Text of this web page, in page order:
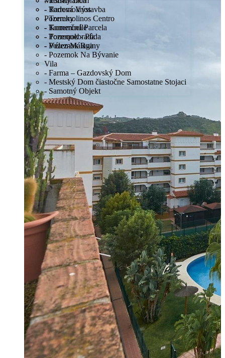
- Radová Výstavba
Pozemky
- Komerčná Parcela
- Pozemok - Pôda
- Pozemok Ruiny
- Pozemok Na Bývanie
Vila
- Farma – Gazdovský Dom
- Mestský Dom čiastočne Samostatne Stojaci
- Samotný Objekt
- Torremolinos
- Torremolinos Centro
- Torremuelle
- Torrequebrada
- Vélez-Málaga